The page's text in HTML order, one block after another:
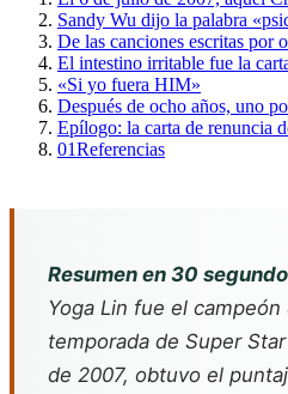
Sandy Wu dijo la palabra
De las canciones escritas por
El intestino irritable fue la
«Si yo fuera HIM»
Después de ocho años, uno
Epílogo: la carta de renuncia
01Referencias
Resumen en 30
Yoga Lin fue el
temporada de Super
de 2007, obtuvo el